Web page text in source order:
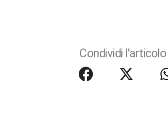
Condividi l'articolo